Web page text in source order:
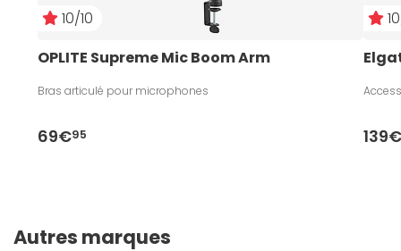
10/10
OPLITE Supreme Mic Boom Arm
Bras articulé pour microphones
69€95
Autres marques